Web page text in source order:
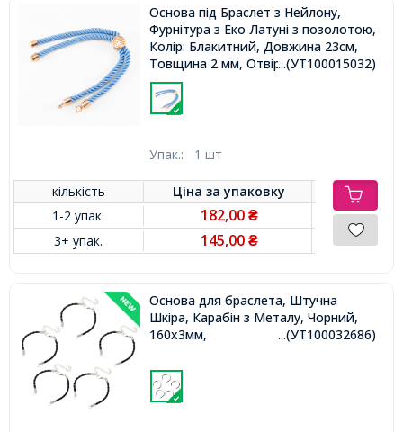
Основа під Браслет з Нейлону,
Фурнітура з Еко Латуні з позолотою,
Колір: Блакитний, Довжина 23см,
Товщина 2 мм, Отвір 2мм,...(УТ100015032)
Упак.: 1 шт
кількість Ціна заупаковку
1-2 упак.
182,00 ₴
3+ упак. 145,00 ₴
Основа для браслета, Штучна
Шкіра, Карабін з Металу, Чорний,
160х3мм,
...(УТ100032686)